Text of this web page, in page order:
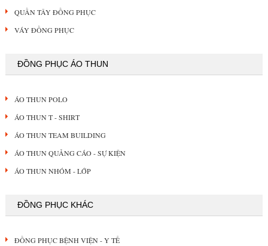
QUẦN TÂY ĐỒNG PHỤC
VÁY ĐỒNG PHỤC
ĐỒNG PHỤC ÁO THUN
ÁO THUN POLO
ÁO THUN T - SHIRT
ÁO THUN TEAM BUILDING
ÁO THUN QUẢNG CÁO - SỰ KIỆN
ÁO THUN NHÓM - LỚP
ĐỒNG PHỤC KHÁC
ĐỒNG PHỤC BỆNH VIỆN - Y TẾ